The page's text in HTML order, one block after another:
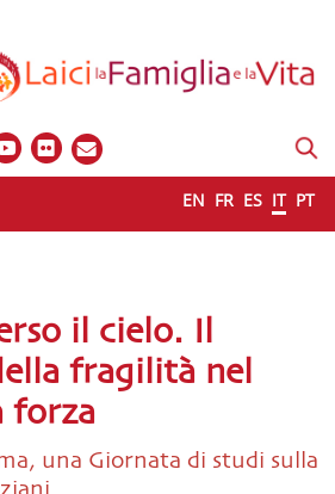
EN FR ES IT PT
il cielo. Il
fragilità nel
forza
una Giornata di studi sulla